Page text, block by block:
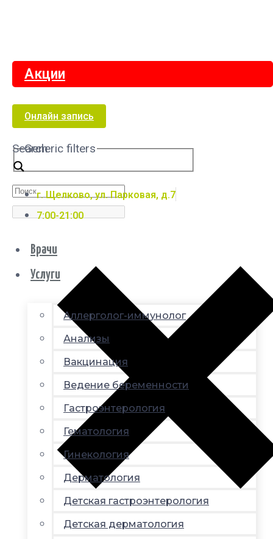
Акции
Онлайн запись
Search
Generic filters
г. Щелково, ул. Парковая, д.7
7:00-21:00
Врачи
Услуги
Аллерголог-иммунолог
Анализы
Вакцинация
Ведение беременности
Гастроэнтерология
Гематология
Гинекология
Дерматология
Детская гастроэнтерология
Детская дерматология